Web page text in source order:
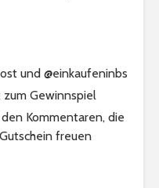
und @einkaufeninbs
zum Gewinnspiel
Kommentaren, die
freuen